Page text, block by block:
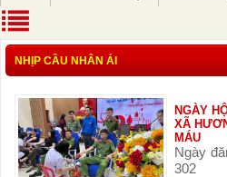
NHỊP CẦU NHÂN ÁI
NGÀY
XÃ
MÁU
Ngày
302